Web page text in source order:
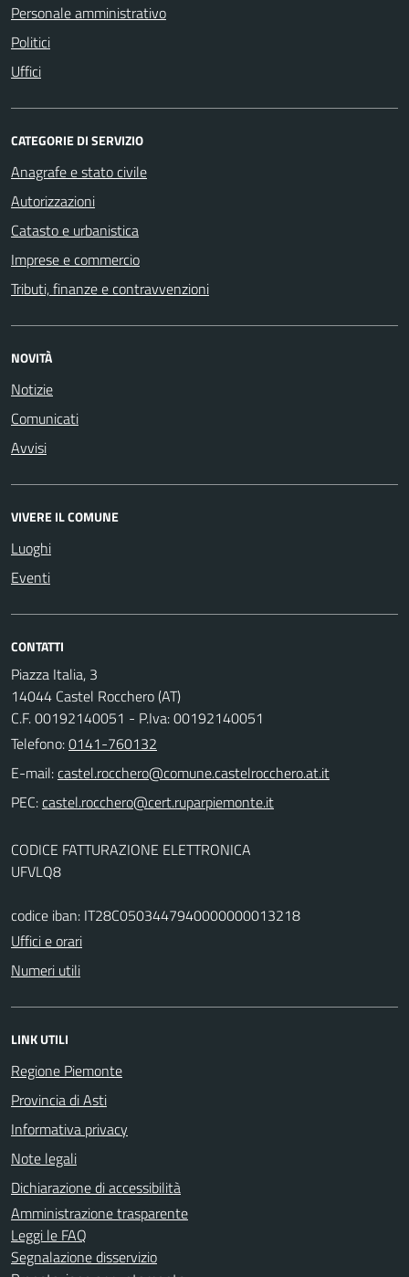
Personale amministrativo
Politici
Uffici
CATEGORIE DI SERVIZIO
Anagrafe e stato civile
Autorizzazioni
Catasto e urbanistica
Imprese e commercio
Tributi, finanze e contravvenzioni
NOVITÀ
Notizie
Comunicati
Avvisi
VIVERE IL COMUNE
Luoghi
Eventi
CONTATTI
Piazza Italia, 3
14044 Castel Rocchero (AT)
C.F. 00192140051 - P.Iva: 00192140051
Telefono:0141-760132
E-mail:
PEC:
CODICE FATTURAZIONE ELETTRONICA
UFVLQ8
codice iban: IT28C0503447940000000013218
Uffici e orari
Numeri utili
LINK UTILI
Regione Piemonte
Provincia di Asti
Informativa privacy
Note legali
Dichiarazione di accessibilità
Amministrazione trasparente
Leggi le FAQ
Segnalazione disservizio